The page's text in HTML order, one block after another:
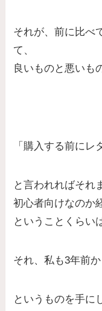
それが、前に比べ
て、
良いものと悪いも
「購入する前にレ
と言われればそれ
初心者向けなのか
ということくらい
それ、私も3年前
というものを手に